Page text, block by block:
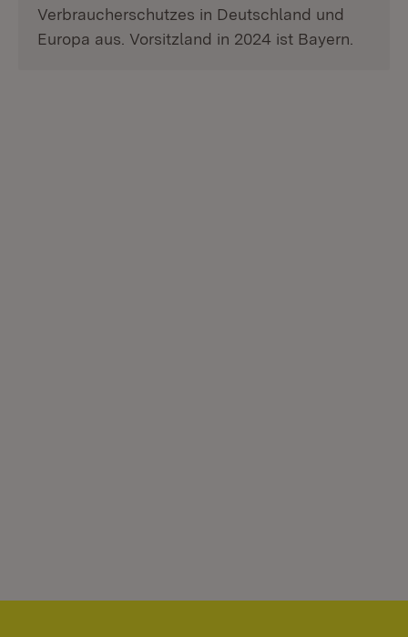
Verbraucherschutzes in Deutschland und
Europa aus. Vorsitzland in 2024 ist Bayern.